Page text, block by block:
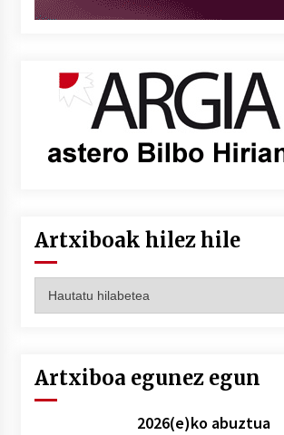
Artxiboak hilez hile
hilez
Artxiboa egunez egun
2026(e)ko abuztua